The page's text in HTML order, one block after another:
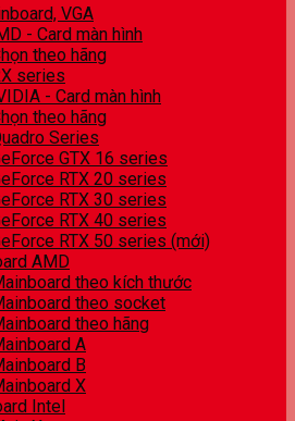
VGA
- Card màn hình
theo hãng
series
- Card màn hình
theo hãng
Series
GTX 16 series
RTX 20 series
RTX 30 series
RTX 40 series
RTX 50 series (mới)
AMD
theo kích thước
theo socket
theo hãng
A
B
X
Intel